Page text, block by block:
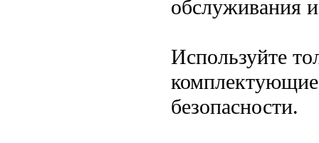
обслуживания
Используйте
безопасности.